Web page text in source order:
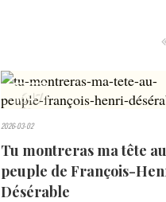
647
VIEWS
2026-03-02
Tu montreras ma tête au
peuple de François-
Désérable